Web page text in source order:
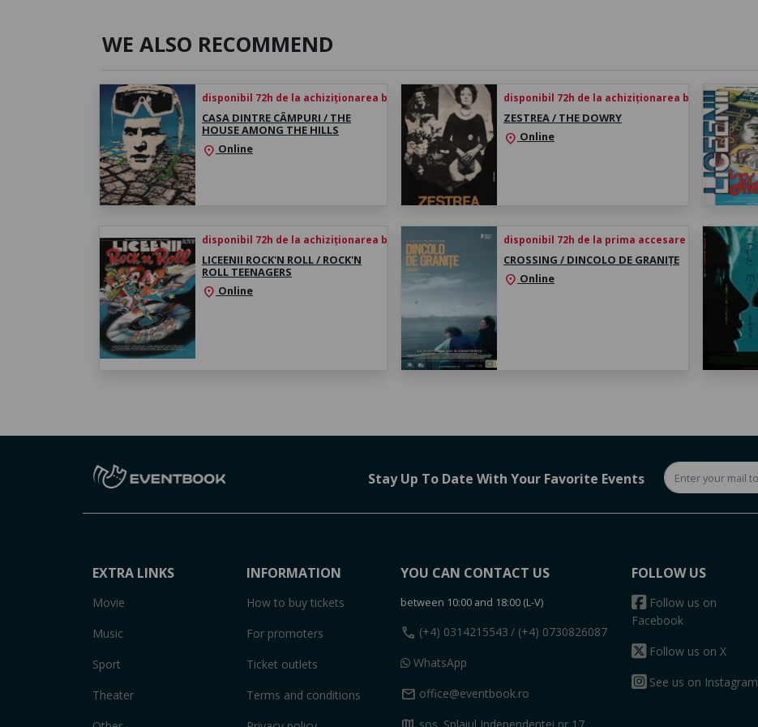
WE ALSO RECOMMEND
disponibil 72h de la achiziționarea biletului
CASA DINTRE CÂMPURI / THE
HOUSE AMONG THE HILLS
location_on Online
disponibil 72h de la achiziționarea biletului
ZESTREA / THE DOWRY
location_on Online
disponibil 72h de la achiziționarea biletului
LICEENII ROCK'N ROLL / ROCK'N
ROLL TEENAGERS
location_on Online
disponibil 72h de la prima accesare
CROSSING / DINCOLO DE GRANIȚE
location_on Online
Stay Up To Date With Your Favorite Events
EXTRA LINKS
Movie
Music
Sport
Theater
INFORMATION
How to buy tickets
For promoters
Ticket outlets
Terms and conditions
YOU CAN CONTACT US
between 10:00 and 18:00 (L-V)
call (+4) 0314215543 / (+4) 0730826087
WhatsApp
mail office@eventbook.ro
sos. Splaiul Independentei nr 17,
FOLLOW US
Follow us on
Facebook
Follow us on X
See us on Instagram